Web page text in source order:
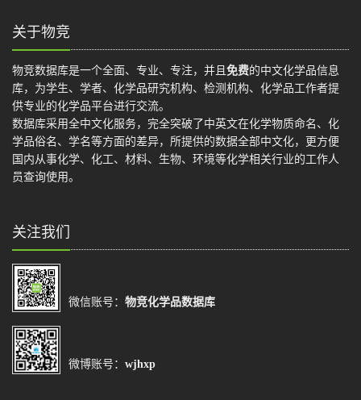
关于物竞
物竞数据库是一个全面、专业、专注，并且 免费的中文化学品信息
库，为学生、学者、化学品研究机构、检测机构、化学品工作者提
供专业的化学品平台进行交流。
数据库采用全中文化服务，完全突破了中英文在化学物质命名、化
学品俗名、学名等方面的差异，所提供的数据全部中文化，更方便
国内从事化学、化工、材料、生物、环境等化学相关行业的工作人
员查询使用。
关注我们
微信账号： 物竞化学品数据库
微博账号： wjhxp